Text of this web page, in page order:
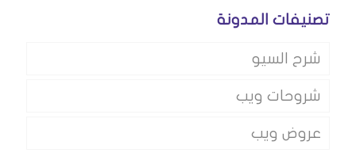
تصنيفات المدونة
شرح السيو
شروحات ويب
عروض ويب